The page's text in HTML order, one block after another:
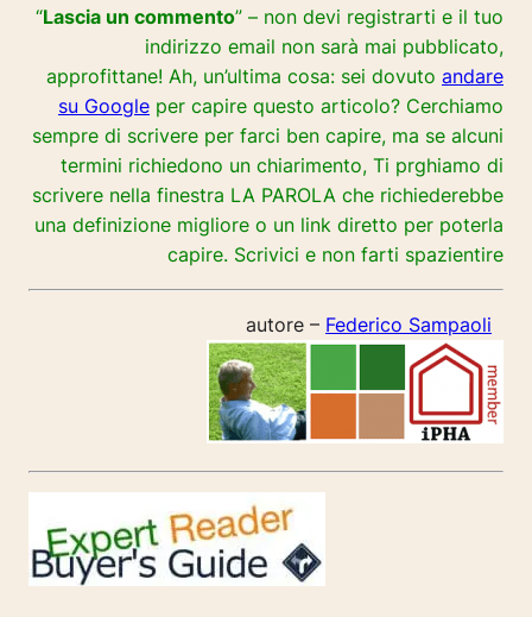
“Lascia un commento” – non devi registrarti e il tuo
indirizzo email non sarà mai pubblicato,
approfittane! Ah, un’ultima cosa: sei dovuto andare
su Google per capire questo articolo? Cerchiamo
sempre di scrivere per farci ben capire, ma se alcuni
termini richiedono un chiarimento, Ti prghiamo di
scrivere nella finestra LA PAROLA che richiederebbe
una definizione migliore o un link diretto per poterla
capire. Scrivici e non farti spazientire
autore – Federico Sampaoli